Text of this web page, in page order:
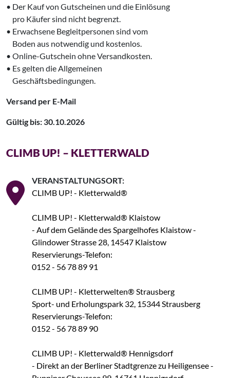
• Der Kauf von Gutscheinen und die Einlösung
‌ pro Käufer sind nicht begrenzt.
• Erwachsene Begleitpersonen sind vom
‌ Boden aus notwendig und kostenlos.
• Online-Gutschein ohne Versandkosten.
• Es gelten die Allgemeinen
‌ Geschäftsbedingungen.
Versand per E-Mail
Gültig bis: 30.10.2026
CLIMB UP! – KLETTERWALD
VERANSTALTUNGSORT:
CLIMB UP! - Kletterwald®
CLIMB UP! - Kletterwald® Klaistow
- Auf dem Gelände des Spargelhofes Klaistow -
Glindower Strasse 28, 14547 Klaistow
Reservierungs-Telefon:
0152 - 56 78 89 91
CLIMB UP! - Kletterwelten® Strausberg
Sport- und Erholungspark 32, 15344 Strausberg
Reservierungs-Telefon:
0152 - 56 78 89 90
CLIMB UP! - Kletterwald® Hennigsdorf
- Direkt an der Berliner Stadtgrenze zu Heiligensee -